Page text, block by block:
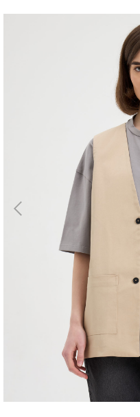
Для бизнеса
Скидки
Контакты
←